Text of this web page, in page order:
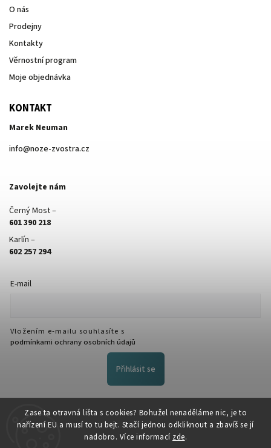
Zase ta otravná lišta s cookies? Bohužel nenaděláme nic, je to
nařízení EU a musí to tu bejt. Stačí jednou odkliknout a zbavíš se jí
nadobro. Více informací zde.
O nás
Prodejny
Kontakty
Věrnostní program
Moje objednávka
KONTAKT
Marek Neuman
info@noze-zvostra.cz
Zavolejte nám
Černý Most –
601 390 218
Karlín –
602 257 294
E-mail
Vložením e-mailu souhlasíte s
podmínkami ochrany osobních údajů
Přihlásit se
FACEBOOK